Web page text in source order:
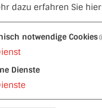
dazu erfahren Sie
notwendige Cookies
Dienste